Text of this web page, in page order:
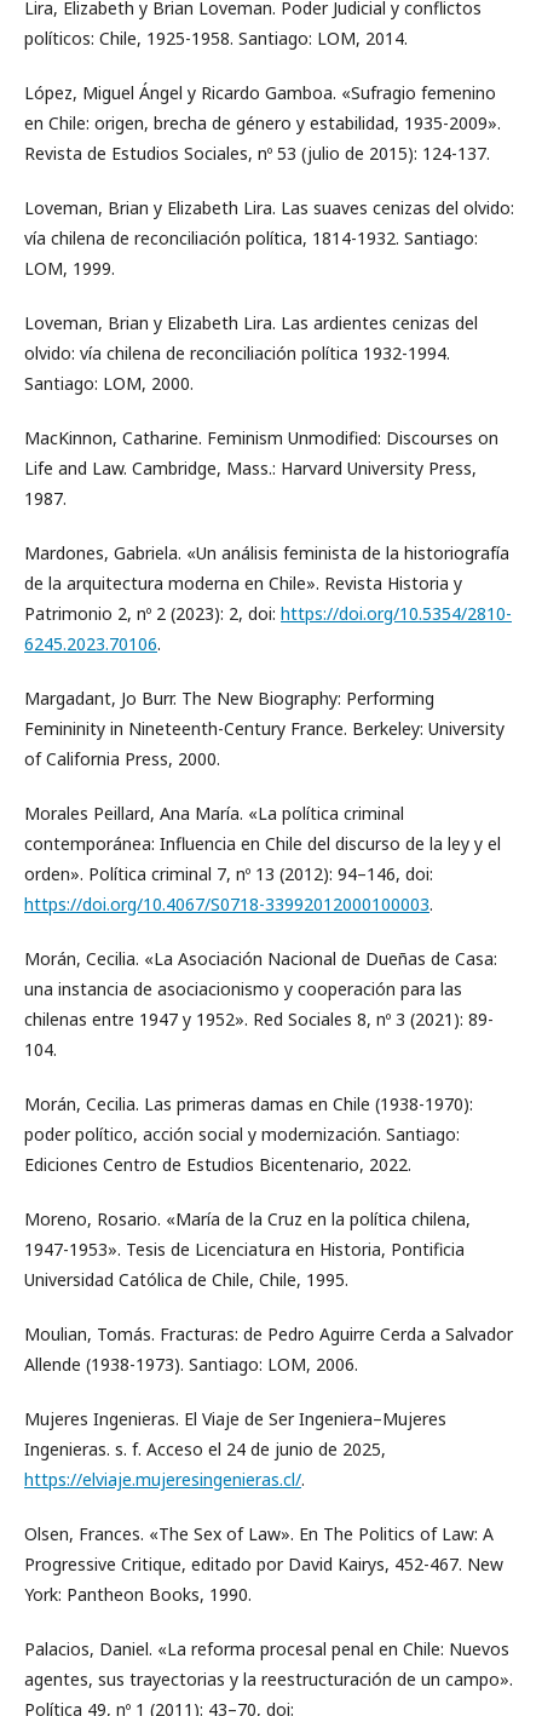
Lira, Elizabeth y Brian Loveman. Poder Judicial y conflictos
políticos: Chile, 1925-1958. Santiago: LOM, 2014.
López, Miguel Ángel y Ricardo Gamboa. «Sufragio femenino
en Chile: origen, brecha de género y estabilidad, 1935-2009».
Revista de Estudios Sociales, nº 53 (julio de 2015): 124-137.
Loveman, Brian y Elizabeth Lira. Las suaves cenizas del olvido:
vía chilena de reconciliación política, 1814-1932. Santiago:
LOM, 1999.
Loveman, Brian y Elizabeth Lira. Las ardientes cenizas del
olvido: vía chilena de reconciliación política 1932-1994.
Santiago: LOM, 2000.
MacKinnon, Catharine. Feminism Unmodified: Discourses on
Life and Law. Cambridge, Mass.: Harvard University Press,
1987.
Mardones, Gabriela. «Un análisis feminista de la historiografía
de la arquitectura moderna en Chile». Revista Historia y
Patrimonio 2, nº 2 (2023): 2, doi: https://doi.org/10.5354/2810-
6245.2023.70106.
Margadant, Jo Burr. The New Biography: Performing
Femininity in Nineteenth-Century France. Berkeley: University
of California Press, 2000.
Morales Peillard, Ana María. «La política criminal
contemporánea: Influencia en Chile del discurso de la ley y el
orden». Política criminal 7, nº 13 (2012): 94–146, doi:
https://doi.org/10.4067/S0718-33992012000100003.
Morán, Cecilia. «La Asociación Nacional de Dueñas de Casa:
una instancia de asociacionismo y cooperación para las
chilenas entre 1947 y 1952». Red Sociales 8, nº 3 (2021): 89-
104.
Morán, Cecilia. Las primeras damas en Chile (1938-1970):
poder político, acción social y modernización. Santiago:
Ediciones Centro de Estudios Bicentenario, 2022.
Moreno, Rosario. «María de la Cruz en la política chilena,
1947-1953». Tesis de Licenciatura en Historia, Pontificia
Universidad Católica de Chile, Chile, 1995.
Moulian, Tomás. Fracturas: de Pedro Aguirre Cerda a Salvador
Allende (1938-1973). Santiago: LOM, 2006.
Mujeres Ingenieras. El Viaje de Ser Ingeniera–Mujeres
Ingenieras. s. f. Acceso el 24 de junio de 2025,
https://elviaje.mujeresingenieras.cl/.
Olsen, Frances. «The Sex of Law». En The Politics of Law: A
Progressive Critique, editado por David Kairys, 452-467. New
York: Pantheon Books, 1990.
Palacios, Daniel. «La reforma procesal penal en Chile: Nuevos
agentes, sus trayectorias y la reestructuración de un campo».
Política 49, nº 1 (2011): 43–70, doi: